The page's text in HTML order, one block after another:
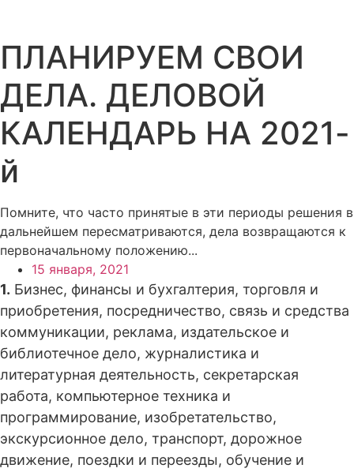
ПЛАНИРУЕМ СВОИ
ДЕЛА. ДЕЛОВОЙ
КАЛЕНДАРЬ НА 2021-
й
Помните, что часто принятые в эти периоды решения в
дальнейшем пересматриваются, дела возвращаются к
первоначальному положению...
15 января, 2021
1. Бизнес, финансы и бухгалтерия, торговля и
приобретения, посредничество, связь и средства
коммуникации, реклама, издательское и
библиотечное дело, журналистика и
литературная деятельность, секретарская
работа, компьютерное техника и
программирование, изобретательство,
экскурсионное дело, транспорт, дорожное
движение, поездки и переезды, обучение и